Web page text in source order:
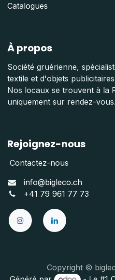
Catalogues
À propos
Société gruérienne,
textile et d'objets
Nos locaux se trouvent à la
uniquement sur rendez-vous.
Rejoignez-nous
Contactez-nous
info@bigleco.ch
+41 79 961 77 73
Copyright ©